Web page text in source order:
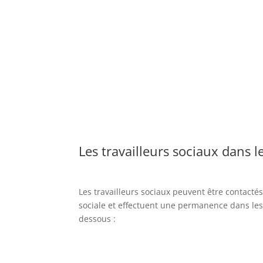
Les travailleurs sociaux dans
Les travailleurs sociaux peuvent être
sociale et effectuent une permanence dans
dessous :